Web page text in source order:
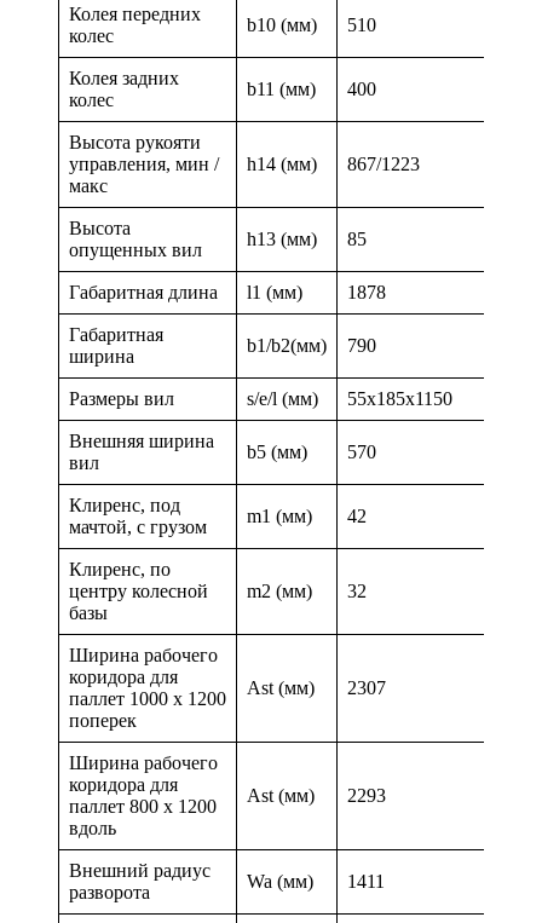
Колея передних
колес
b10 (мм) 510
Колея задних
колес
b11 (мм) 400
Высота рукояти
управления, мин /
макс
h14 (мм) 867/1223
Высота
опущенных вил
h13 (мм) 85
Габаритная длина l1 (мм) 1878
Габаритная
ширина
b1/b2(мм) 790
Размеры вил s/e/l (мм) 55х185х1150
Внешняя ширина
вил
b5 (мм) 570
Клиренс, под
мачтой, с грузом
m1 (мм) 42
Клиренс, по
центру колесной
базы
m2 (мм) 32
Ширина рабочего
коридора для
паллет 1000 х 1200
поперек
Ast (мм) 2307
Ширина рабочего
коридора для
паллет 800 х 1200
вдоль
Ast (мм) 2293
Внешний радиус
разворота
Wa (мм) 1411